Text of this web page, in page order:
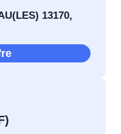
13170,